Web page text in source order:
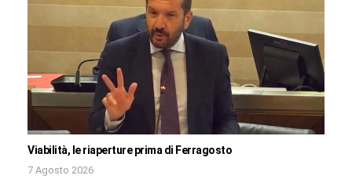
Viabilità, le riaperture prima di Ferragosto
7 Agosto 2026